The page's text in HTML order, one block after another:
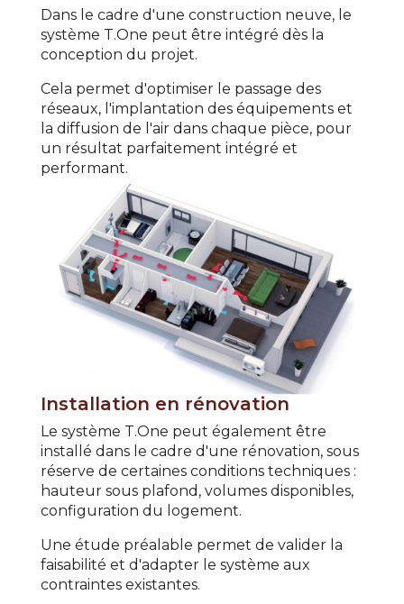
Dans le cadre d'une construction neuve, le
système T.One peut être intégré dès la
conception du projet.
Cela permet d'optimiser le passage des
réseaux, l'implantation des équipements et
la diffusion de l'air dans chaque pièce, pour
un résultat parfaitement intégré et
performant.
Installation en rénovation
Le système T.One peut également être
installé dans le cadre d'une rénovation, sous
réserve de certaines conditions techniques :
hauteur sous plafond, volumes disponibles,
configuration du logement.
Une étude préalable permet de valider la
faisabilité et d'adapter le système aux
contraintes existantes.